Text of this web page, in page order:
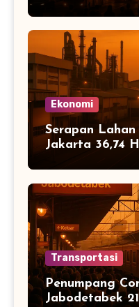
Ekonomi
Serapan
Jakarta 36,74
Transportasi
Penumpang
Jabodetabek